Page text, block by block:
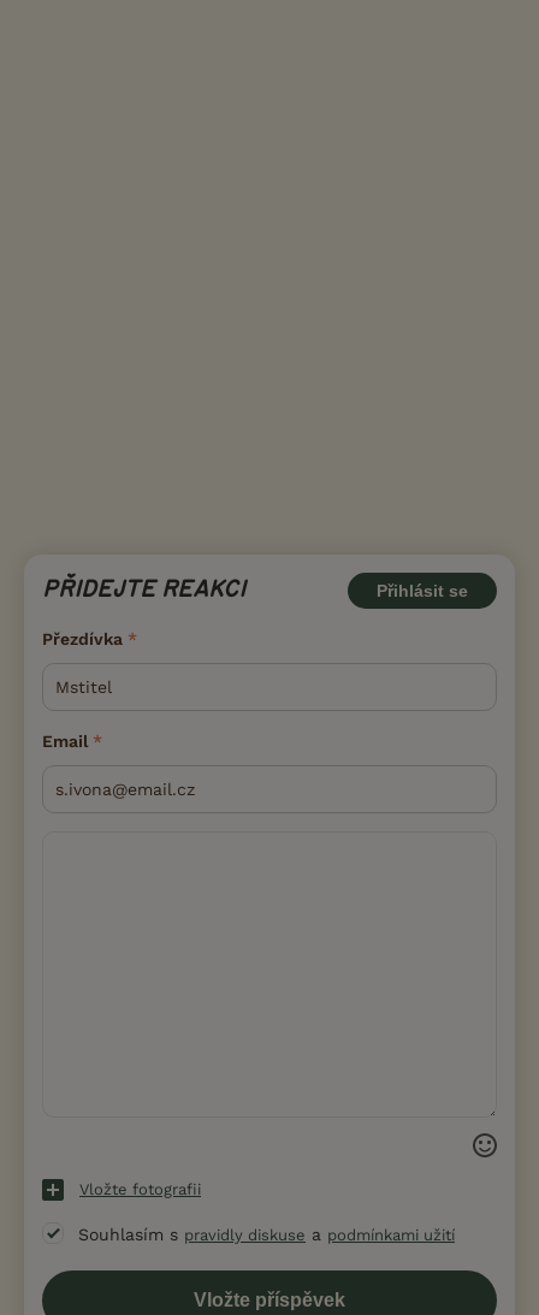
PŘIDEJTE REAKCI Přihlásit se
Přezdívka
Email
Vložte fotografii
Souhlasím s pravidly diskuse a podmínkami užití